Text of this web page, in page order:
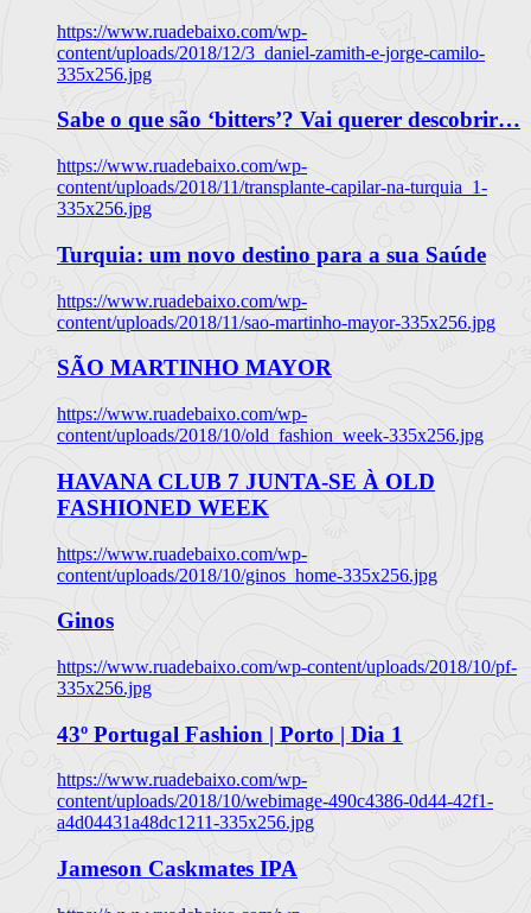
https://www.ruadebaixo.com/wp-
content/uploads/2018/12/3_daniel-zamith-e-jorge-camilo-
335x256.jpg
Sabe o que são ‘bitters’? Vai querer descobrir…
https://www.ruadebaixo.com/wp-
content/uploads/2018/11/transplante-capilar-na-turquia_1-
335x256.jpg
Turquia: um novo destino para a sua Saúde
https://www.ruadebaixo.com/wp-
content/uploads/2018/11/sao-martinho-mayor-335x256.jpg
SÃO MARTINHO MAYOR
https://www.ruadebaixo.com/wp-
content/uploads/2018/10/old_fashion_week-335x256.jpg
HAVANA CLUB 7 JUNTA-SE À OLD
FASHIONED WEEK
https://www.ruadebaixo.com/wp-
content/uploads/2018/10/ginos_home-335x256.jpg
Ginos
https://www.ruadebaixo.com/wp-content/uploads/2018/10/pf-
335x256.jpg
43º Portugal Fashion | Porto | Dia 1
https://www.ruadebaixo.com/wp-
content/uploads/2018/10/webimage-490c4386-0d44-42f1-
a4d04431a48dc1211-335x256.jpg
Jameson Caskmates IPA